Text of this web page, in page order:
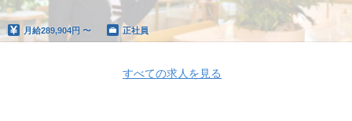
月給289,904円 〜 正社員
すべての求人を見る